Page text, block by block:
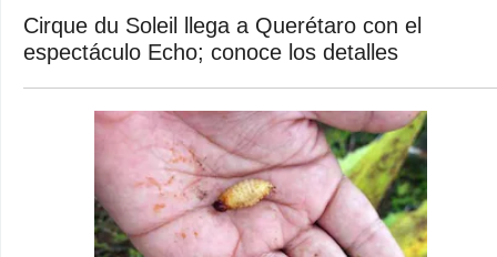
Cirque du Soleil llega a Querétaro con el
espectáculo Echo; conoce los detalles